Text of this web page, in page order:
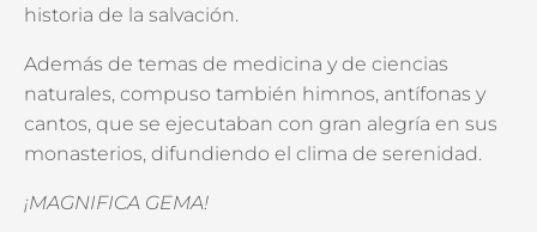
historia de la salvación.
Además de temas de medicina y de ciencias
naturales, compuso también himnos, antífonas y
cantos, que se ejecutaban con gran alegría en sus
monasterios, difundiendo el clima de serenidad.
¡MAGNIFICA GEMA!